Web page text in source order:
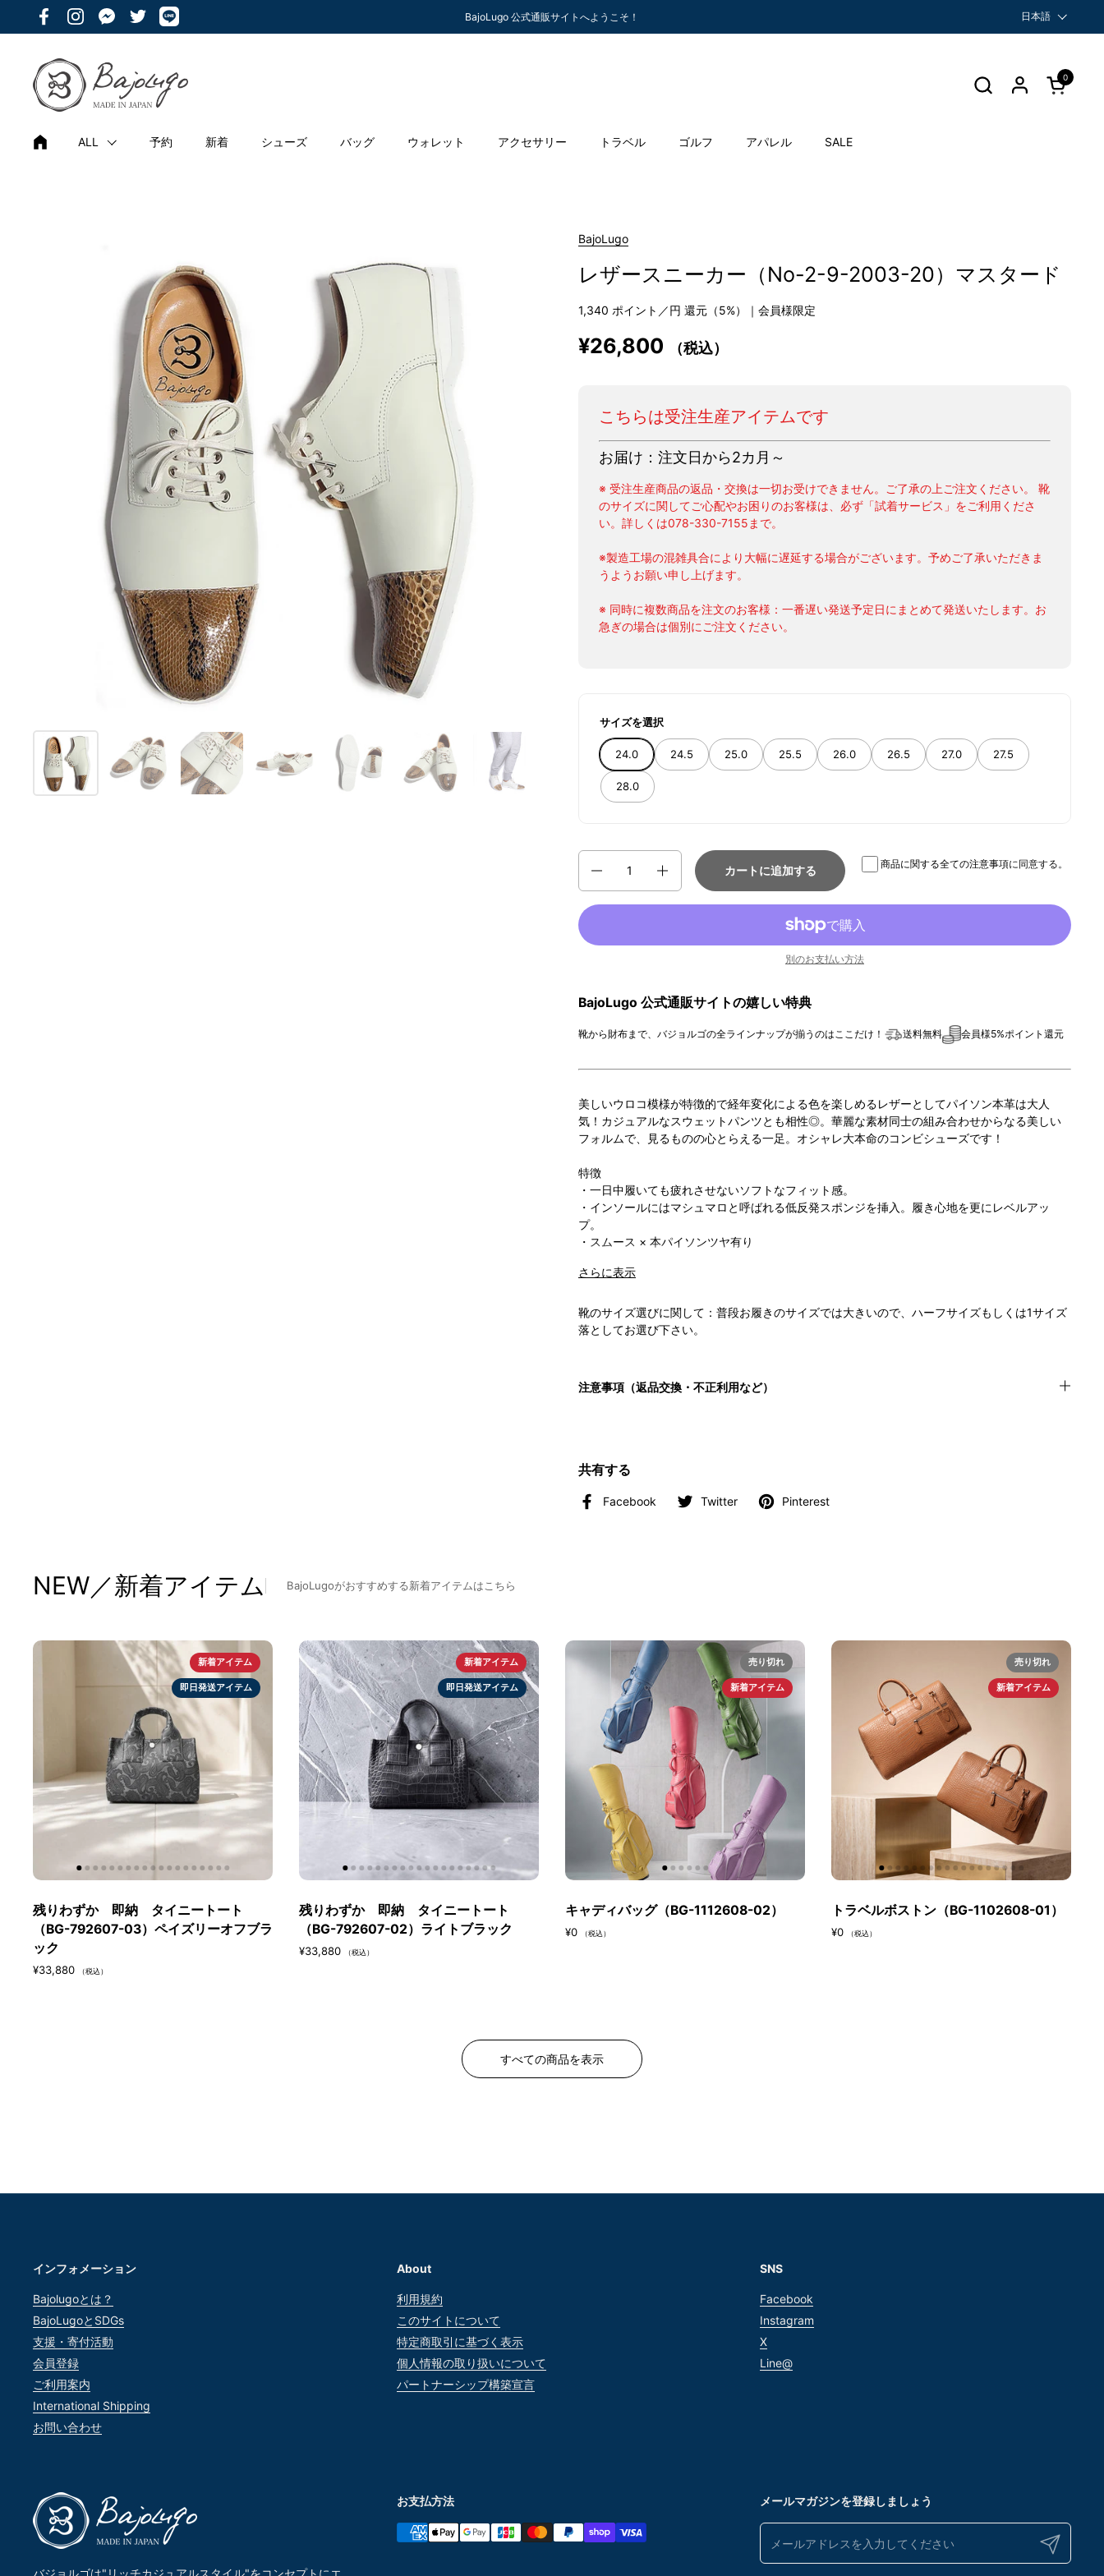
コンテンツへスキップ
FacebookInstagramMessenger
Twitter
BajoLugo 公式通販サイトへようこそ！ 言語
日本語
カートを
0
ALL 予約 新着 シューズ バッグ ウォレット アクセサリー トラベル ゴルフ アパレル SALE
BajoLugo
レザースニーカー（No-2-9-2003-20）マスタード
1,340 ポイント／円 還元（5%）｜会員様限定
¥26,800 （税込）
こちらは受注生産アイテムです
お届け：注文日から2カ月～
※ 受注生産商品の返品・交換は一切お受けできません。ご了承の上ご注文ください。 靴
のサイズに関してご心配やお困りのお客様は、必ず「試着サービス」をご利用くださ
い。詳しくは078-330-7155まで。
※製造工場の混雑具合により大幅に遅延する場合がございます。予めご了承いただきま
うようお願い申し上げます。
※ 同時に複数商品を注文のお客様：一番遅い発送予定日にまとめて発送いたします。お
急ぎの場合は個別にご注文ください。
サイズを選択
24.0 24.5 25.0 25.5 26.0 26.5 27.0 27.5
28.0
カートに追加する 商品に関する全ての注意事項に同意する。
別のお支払い方法
BajoLugo 公式通販サイトの嬉しい特典
靴から財布まで、バジョルゴの全ラインナップが揃うのはここだけ！ 送料無料 会員様5%ポイント還元
さらに表示
美しいウロコ模様が特徴的で経年変化による色を楽しめるレザーとしてパイソン本革は大人
気！カジュアルなスウェットパンツとも相性◎。華麗な素材同士の組み合わせからなる美しい
フォルムで、見るものの心とらえる一足。オシャレ大本命のコンビシューズです！
特徴
・一日中履いても疲れさせないソフトなフィット感。
・インソールにはマシュマロと呼ばれる低反発スポンジを挿入。履き心地を更にレベルアッ
プ。
・スムース × 本パイソンツヤ有り
商品名
商品番号
本体（マットホワイト）
牛革×本パイソン
靴のサイズ選びに関して：普段お履きのサイズでは大きいので、ハーフサイズもしくは1サイズ
落としてお選び下さい。
注意事項（返品交換・不正利用など）
共有する
Facebook Twitter Pinterest
NEW／新着アイテム BajoLugoがおすすめする新着アイテムはこちら
残りわずか 即納 タイニートート
（BG-792607-03）ペイズリーオフブラ
ック
¥33,880 （税込）
新着アイテム
即日発送アイテム
残りわずか 即納 タイニートート
（BG-792607-02）ライトブラック
¥33,880 （税込）
新着アイテム
即日発送アイテム
キャディバッグ（BG-1112608-02）
¥0 （税込）
売り切れ
新着アイテム
トラベルボストン（BG-1102608-01）
¥0 （税込）
売り切れ
新着アイテム
すべての商品を表示
インフォメーション
Bajolugoとは？
BajoLugoとSDGs
支援・寄付活動
会員登録
ご利用案内
International Shipping
お問い合わせ
About
利用規約
このサイトについて
特定商取引に基づく表示
個人情報の取り扱いについて
パートナーシップ構築宣言
SNS
Facebook
Instagram
X
Line@
バジョルゴは"リッチカジュアルスタイル"をコンセプトにエ
お支払方法 メールマガジンを登録しましょう
送信する